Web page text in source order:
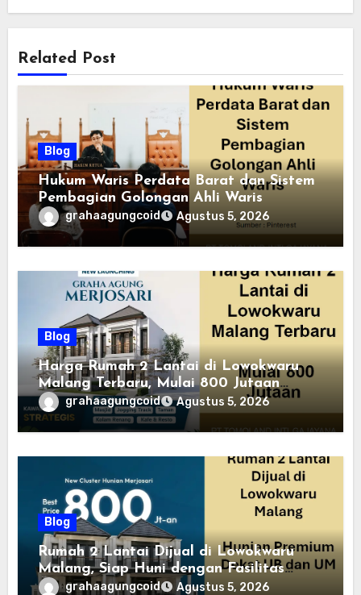
Related Post
Blog
Hukum Waris Perdata Barat dan Sistem
Pembagian Golongan Ahli Waris
grahaagungcoid Agustus 5, 2026
Blog
Harga Rumah 2 Lantai di Lowokwaru
Malang Terbaru, Mulai 800 Jutaan
Tahun 2026
grahaagungcoid Agustus 5, 2026
Blog
Rumah 2 Lantai Dijual di Lowokwaru
Malang, Siap Huni dengan Fasilitas
Premium | Graha Agung by Tomoland
grahaagungcoid Agustus 5, 2026